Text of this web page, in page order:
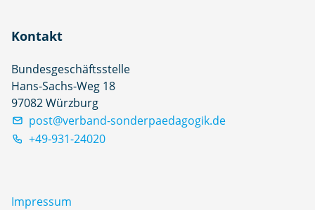
Kontakt
Bundesgeschäftsstelle
Hans-Sachs-Weg 18
97082 Würzburg
post@verband-sonderpaedagogik.de
+49-931-24020
Impressum